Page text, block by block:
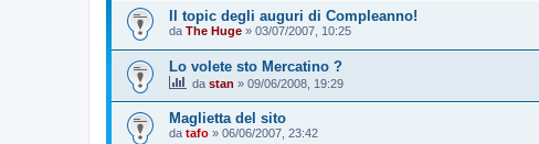
Il topic degli auguri di Compleanno!
da The Huge » 03/07/2007, 10:25
Lo volete sto Mercatino ?
da stan » 09/06/2008, 19:29
Maglietta del sito
da tafo » 06/06/2007, 23:42